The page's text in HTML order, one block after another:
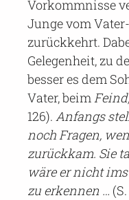
Vorkommnisse
Junge vom
zurückkehrt.
Gelegenheit, zu
besser es dem
Vater, beim
126). Anfangs
noch Fragen,
zurückkam. Sie
wäre er nicht
zu erkennen …